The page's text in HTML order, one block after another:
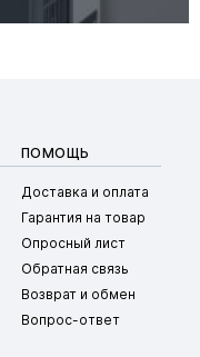
ПОМОЩЬ
Доставка и оплата
Гарантия на товар
Опросный лист
Обратная связь
Возврат и обмен
Вопрос-ответ